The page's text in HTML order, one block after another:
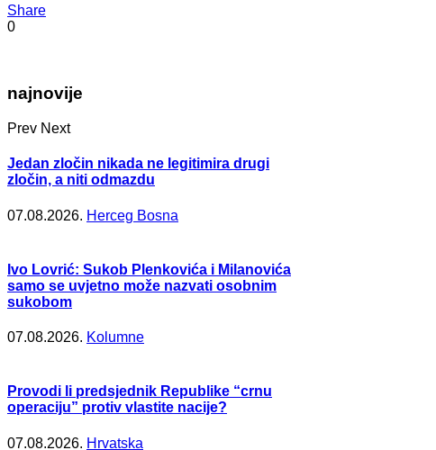
Share
0
najnovije
Prev Next
Jedan zločin nikada ne legitimira drugi
zločin, a niti odmazdu
07.08.2026. Herceg Bosna
Ivo Lovrić: Sukob Plenkovića i Milanovića
samo se uvjetno može nazvati osobnim
sukobom
07.08.2026. Kolumne
Provodi li predsjednik Republike “crnu
operaciju” protiv vlastite nacije?
07.08.2026. Hrvatska